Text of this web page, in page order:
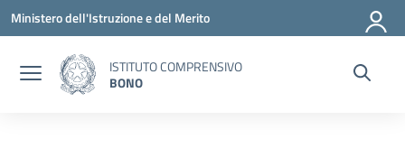
Vai ai contenuti
Vai al menu di navigazione
Vai al footer
Ministero dell'Istruzione e del Merito
ISTITUTO COMPRENSIVO
BONO